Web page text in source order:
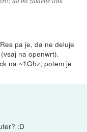
pa je, da ne deluje
na openwrt).
na ~1Ghz, potem je
:D